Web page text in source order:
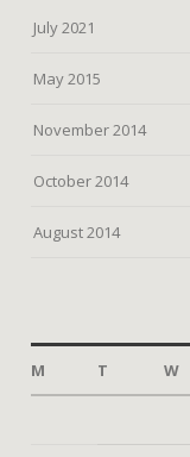
July 2021
May 2015
November 2014
October 2014
August 2014
M T W